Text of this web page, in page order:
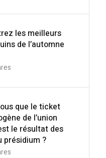
les meilleurs
de l’automne
que le ticket
de l’union
le résultat des
présidium ?